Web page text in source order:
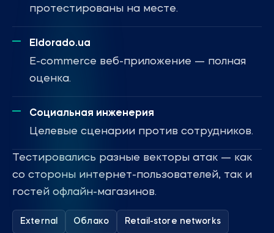
протестированы на месте.
Eldorado.ua
E-commerce веб-приложение — полная
оценка.
Социальная инженерия
Целевые сценарии против сотрудников.
Тестировались разные векторы атак — как
со стороны интернет-пользователей, так и
гостей офлайн-магазинов.
External Облако Retail-store networks